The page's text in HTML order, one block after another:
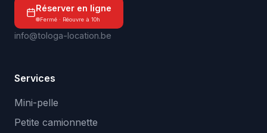
Réserver en ligne
Fermé · Réouvre à 10h
info@tologa-location.be
Services
Mini-pelle
Petite camionnette